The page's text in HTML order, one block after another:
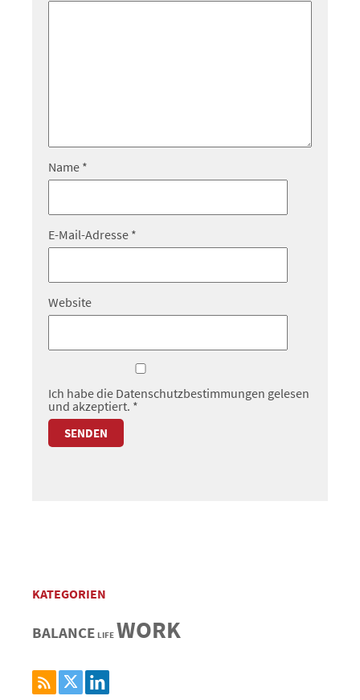
Name *
E-Mail-Adresse *
Website
Ich habe die Datenschutzbestimmungen gelesen
und akzeptiert. *
KATEGORIEN
BALANCE LIFE WORK